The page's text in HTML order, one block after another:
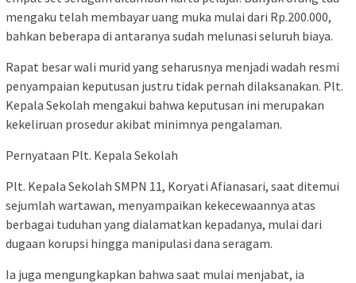
mengaku telah membayar uang muka mulai dari Rp.200.000,
bahkan beberapa di antaranya sudah melunasi seluruh biaya.
Rapat besar wali murid yang seharusnya menjadi wadah resmi
penyampaian keputusan justru tidak pernah dilaksanakan. Plt.
Kepala Sekolah mengakui bahwa keputusan ini merupakan
kekeliruan prosedur akibat minimnya pengalaman.
Pernyataan Plt. Kepala Sekolah
Plt. Kepala Sekolah SMPN 11, Koryati Afianasari, saat ditemui
sejumlah wartawan, menyampaikan kekecewaannya atas
berbagai tuduhan yang dialamatkan kepadanya, mulai dari
dugaan korupsi hingga manipulasi dana seragam.
Ia juga mengungkapkan bahwa saat mulai menjabat, ia